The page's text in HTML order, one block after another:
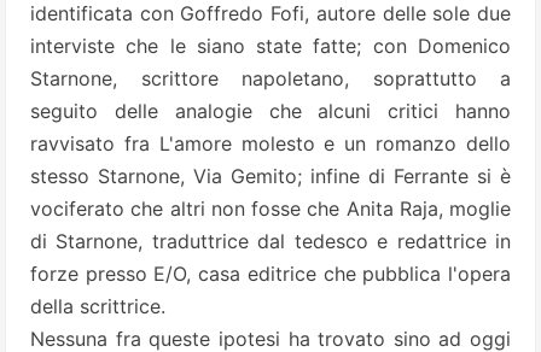
identificata con Goffredo Fofi, autore delle sole due
interviste che le siano state fatte; con Domenico
Starnone, scrittore napoletano, soprattutto a
seguito delle analogie che alcuni critici hanno
ravvisato fra L'amore molesto e un romanzo dello
stesso Starnone, Via Gemito; infine di Ferrante si è
vociferato che altri non fosse che Anita Raja, moglie
di Starnone, traduttrice dal tedesco e redattrice in
forze presso E/O, casa editrice che pubblica l'opera
della scrittrice.
Nessuna fra queste ipotesi ha trovato sino ad oggi